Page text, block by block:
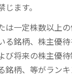
ます。
は一定株数以上
る銘柄、株主優
び将来の株主優
銘柄、等がラン